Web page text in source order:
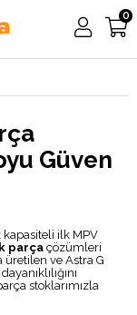
0
Güven
ilk MPV
parça çözümleri
üretilen ve Astra G
stoklarımızla